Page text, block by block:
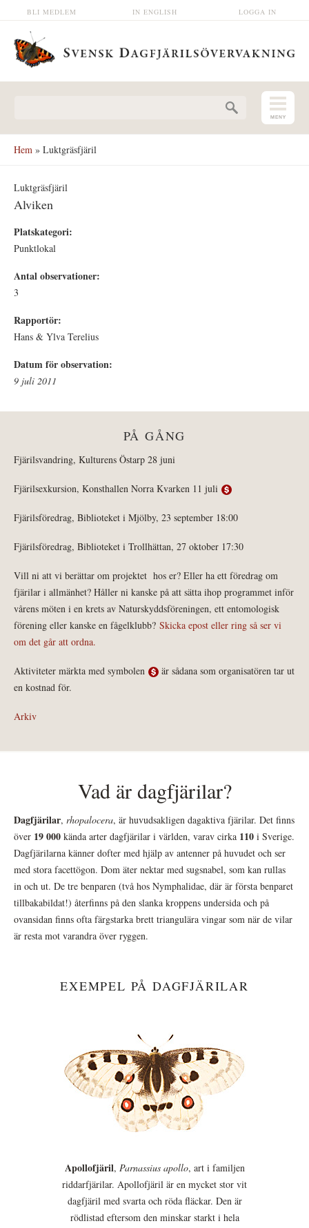
Hoppa till huvudinnehåll LOGGA IN
IN ENGLISH
BLI MEDLEM
Hem » Luktgräsfjäril
Luktgräsfjäril
Alviken
Platskategori:
Punktlokal
Antal observationer:
3
Rapportör:
Hans & Ylva Terelius
Datum för observation:
9 juli 2011
PÅ GÅNG
Fjärilsvandring, Kulturens Östarp 28 juni
Fjärilsexkursion, Konsthallen Norra Kvarken 11 juli
Fjärilsföredrag, Biblioteket i Mjölby, 23 september 18:00
Fjärilsföredrag, Biblioteket i Trollhättan, 27 oktober 17:30
Vill ni att vi berättar om projektet hos er? Eller ha ett föredrag om
fjärilar i allmänhet? Håller ni kanske på att sätta ihop programmet inför
vårens möten i en krets av Naturskyddsföreningen, ett entomologisk
förening eller kanske en fågelklubb? Skicka epost eller ring så ser vi
om det går att ordna.
Aktiviteter märkta med symbolen
är sådana som organisatören tar ut
en kostnad för.
Arkiv
Vad är dagfjärilar?
Dagfjärilar, rhopalocera, är huvudsakligen dagaktiva fjärilar. Det finns
över 19 000 kända arter dagfjärilar i världen, varav cirka 110 i Sverige.
Dagfjärilarna känner dofter med hjälp av antenner på huvudet och ser
med stora facettögon. Dom äter nektar med sugsnabel, som kan rullas
in och ut. De tre benparen (två hos Nymphalidae, där är första benparet
tillbakabildat!) återfinns på den slanka kroppens undersida och på
ovansidan finns ofta färgstarka brett triangulära vingar som när de vilar
är resta mot varandra över ryggen.
EXEMPEL PÅ DAGFJÄRILAR
Apollofjäril, Parnassius apollo, art i familjen
riddarfjärilar. Apollofjäril är en mycket stor vit
dagfjäril med svarta och röda fläckar. Den är
rödlistad eftersom den minskar starkt i hela